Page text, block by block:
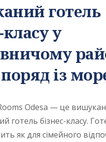
готель
класу у
із
Odesa — це
готель бізнес-класу.
як для сімейного